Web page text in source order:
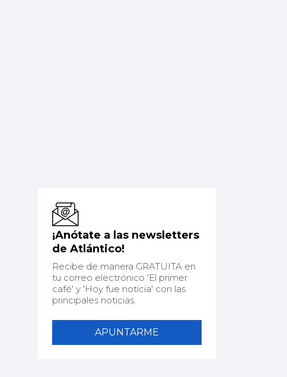
¡Anótate a las newsletters
de Atlántico!
Recibe de manera GRATUITA en
tu correo electrónico 'El primer
café' y 'Hoy fue noticia' con las
principales noticias.
APUNTARME